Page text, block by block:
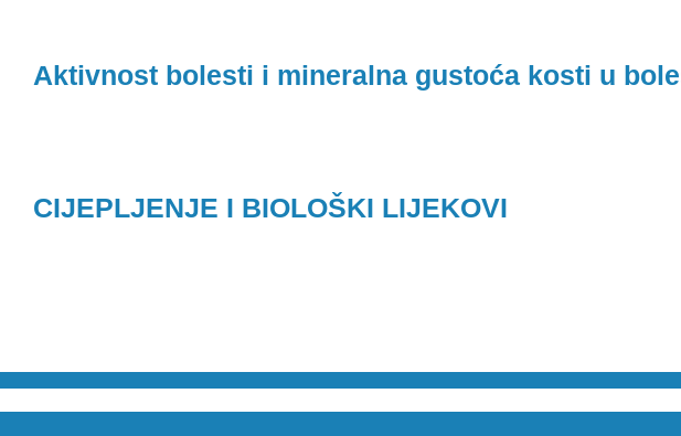
Aktivnost bolesti i mineralna gustoća kosti u
CIJEPLJENJE I BIOLOŠKI LIJEKOVI